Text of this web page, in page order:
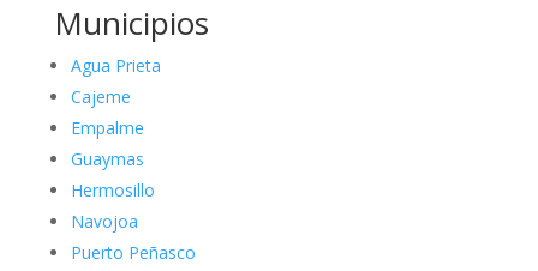
Municipios
Agua Prieta
Cajeme
Empalme
Guaymas
Hermosillo
Navojoa
Puerto Peñasco